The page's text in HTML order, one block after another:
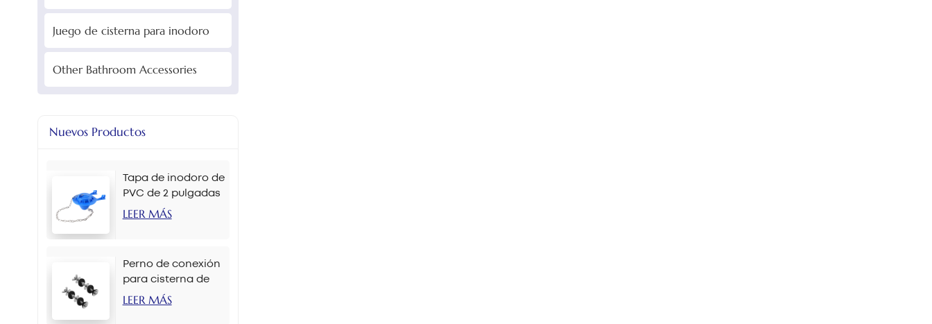
Juego de cisterna para inodoro
Other Bathroom Accessories
Nuevos Productos
Tapa de inodoro de
PVC de 2 pulgadas
en varios colores
LEER MÁS
Perno de conexión
para cisterna de
inodoro M6 x 90
LEER MÁS